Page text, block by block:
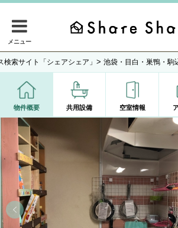
メニュー
検索サイト「シェアシェア」 > 池袋・目白・巣鴨・駒
物件概要 共用設備 空室情報